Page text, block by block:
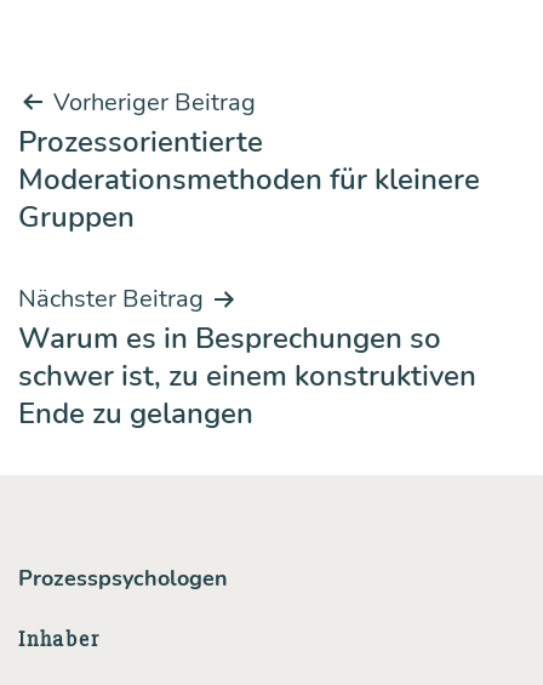
Beitrags-
Navigation
Vorheriger Beitrag
Prozessorientierte
Moderationsmethoden für kleinere
Gruppen
Nächster Beitrag
Warum es in Besprechungen so
schwer ist, zu einem konstruktiven
Ende zu gelangen
Prozesspsychologen
Inhaber